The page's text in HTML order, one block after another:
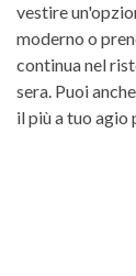
vestire
moderno o
continua nel
sera. Puoi
il più a tuo agio